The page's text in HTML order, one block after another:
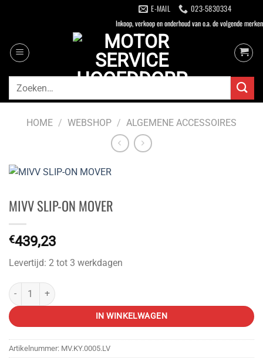
E-MAIL 023-5830334
Inkoop, verkoop en onderhoud van o.a. de volgende merken
Zoeken
HOME / WEBSHOP / ALGEMENE ACCESSOIRES
MIVV SLIP-ON MOVER
€439,23
Levertijd: 2 tot 3 werkdagen
MIVV SLIP-ON MOVER aantal
IN WINKELWAGEN
Artikelnummer: MV.KY.0005.LV